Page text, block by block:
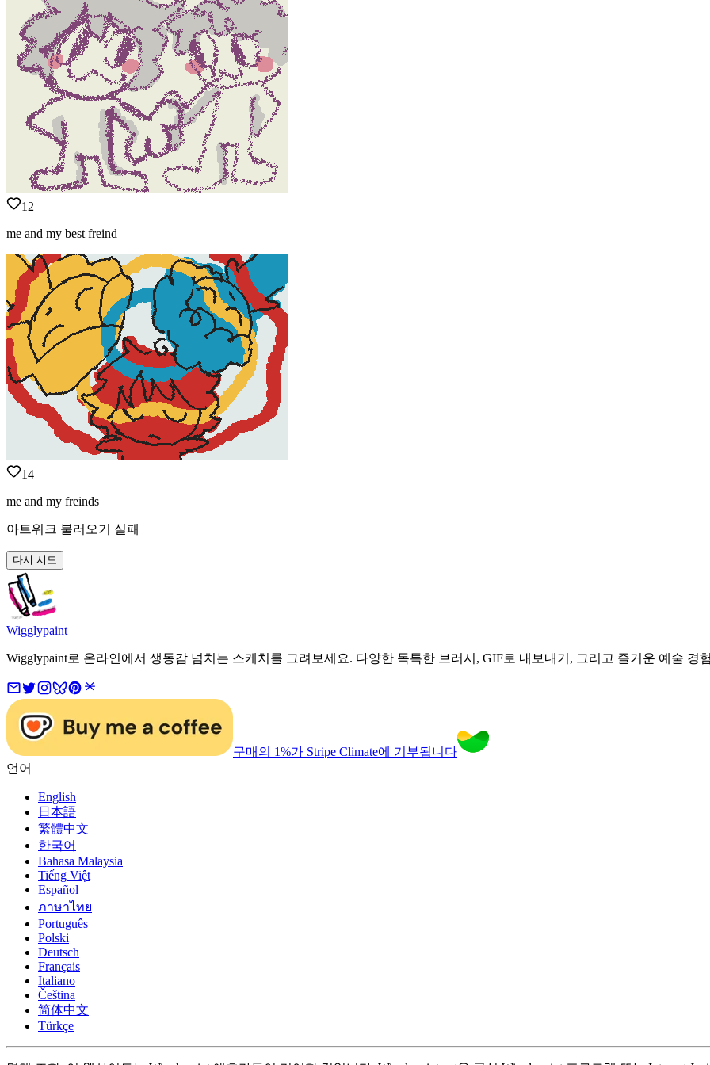
12
me and my best freind
14
me and my freinds
아트워크 불러오기 실패
다시 시도
Wigglypaint
Wigglypaint로 온라인에서 생동감 넘치는 스케치를 그려보세요. 다양한 독특한 브러시, GIF로 내보내기, 그리고 즐거운 예술 경
구매의 1%가 Stripe Climate에 기부됩니다
언어
English
日本語
繁體中文
한국어
Bahasa Malaysia
Tiếng Việt
Español
ภาษาไทย
Português
Polski
Deutsch
Français
Italiano
Čeština
简体中文
Türkçe